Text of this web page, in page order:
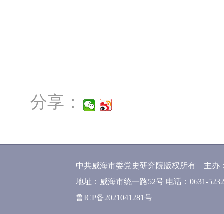
分享：
中共威海市委党史研究院版权所有 主办
地址：威海市统一路52号 电话：0631-
鲁ICP备2021041281号